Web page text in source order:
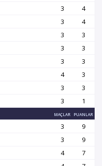
3
4
3
4
3
3
3
3
3
3
4
3
3
3
3 1
MAÇLAR PUANLAR
3
9
3
9
4
7